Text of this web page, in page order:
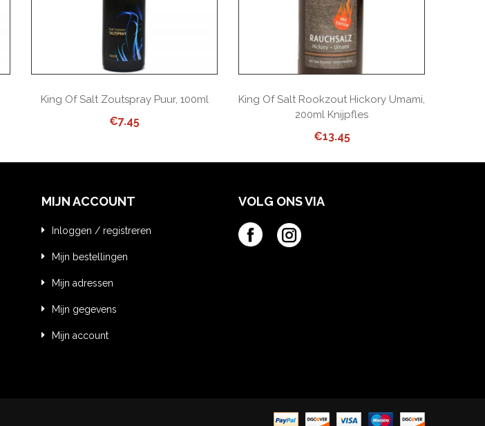
King Of Salt Zoutspray Puur, 100ml
€7.45
King Of Salt Rookzout Hickory Umami,
200ml Knijpfles
€13.45
MIJN ACCOUNT
Inloggen / registreren
Mijn bestellingen
Mijn adressen
Mijn gegevens
Mijn account
VOLG ONS VIA